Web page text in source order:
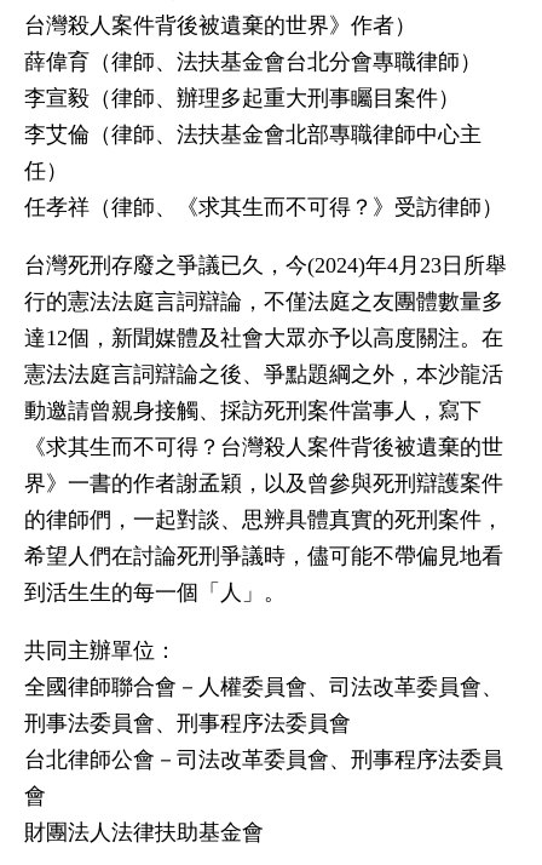
台灣殺人案件背後被遺棄的世界》作者）
薛偉育（律師、法扶基金會台北分會專職律師）
李宣毅（律師、辦理多起重大刑事矚目案件）
李艾倫（律師、法扶基金會北部專職律師中心主
任）
任孝祥（律師、《求其生而不可得？》受訪律師）
台灣死刑存廢之爭議已久，今(2024)年4月23日所舉
行的憲法法庭言詞辯論，不僅法庭之友團體數量多
達12個，新聞媒體及社會大眾亦予以高度關注。在
憲法法庭言詞辯論之後、爭點題綱之外，本沙龍活
動邀請曾親身接觸、採訪死刑案件當事人，寫下
《求其生而不可得？台灣殺人案件背後被遺棄的世
界》一書的作者謝孟穎，以及曾參與死刑辯護案件
的律師們，一起對談、思辨具體真實的死刑案件，
希望人們在討論死刑爭議時，儘可能不帶偏見地看
到活生生的每一個「人」。
共同主辦單位：
全國律師聯合會－人權委員會、司法改革委員會、
刑事法委員會、刑事程序法委員會
台北律師公會－司法改革委員會、刑事程序法委員
會
財團法人法律扶助基金會